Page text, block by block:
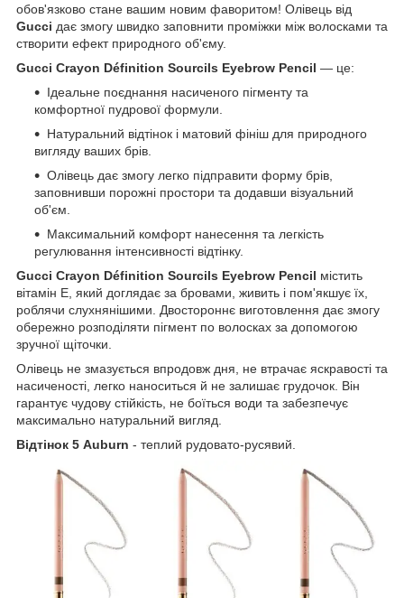
обов'язково стане вашим новим фаворитом! Олівець від
Gucci дає змогу швидко заповнити проміжки між волосками та
створити ефект природного об'єму.
Gucci Crayon Définition Sourcils Eyebrow Pencil — це:
Ідеальне поєднання насиченого пігменту та
комфортної пудрової формули.
Натуральний відтінок і матовий фініш для природного
вигляду ваших брів.
Олівець дає змогу легко підправити форму брів,
заповнивши порожні простори та додавши візуальний
об'єм.
Максимальний комфорт нанесення та легкість
регулювання інтенсивності відтінку.
Gucci Crayon Définition Sourcils Eyebrow Pencil містить
вітамін Е, який доглядає за бровами, живить і пом'якшує їх,
роблячи слухнянішими. Двостороннє виготовлення дає змогу
обережно розподіляти пігмент по волосках за допомогою
зручної щіточки.
Олівець не змазується впродовж дня, не втрачає яскравості та
насиченості, легко наноситься й не залишає грудочок. Він
гарантує чудову стійкість, не боїться води та забезпечує
максимально натуральний вигляд.
Відтінок 5 Auburn - теплий рудовато-русявий.